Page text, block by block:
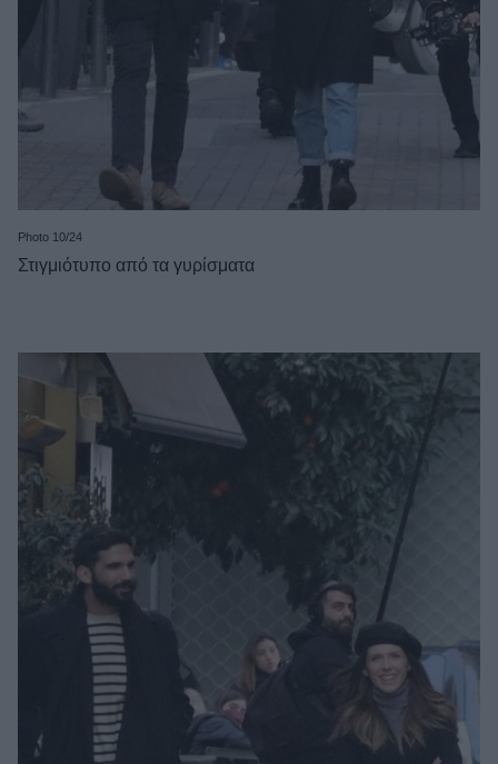
Photo 10/24
Στιγμιότυπο από τα γυρίσματα